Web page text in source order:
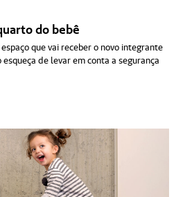
do bebê
que vai receber o novo integrante
de levar em conta a segurança